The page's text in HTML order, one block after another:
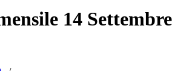
14 Settembre